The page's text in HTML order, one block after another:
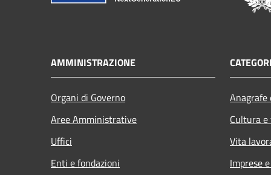
AMMINISTRAZIONE
Organi di Governo
Aree Amministrative
Uffici
Enti e fondazioni
Cultura
Vita
Imprese